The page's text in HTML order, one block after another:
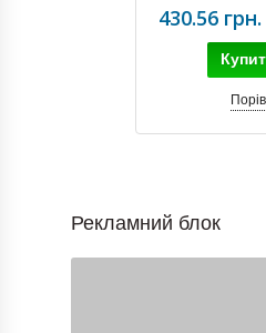
430.56 грн.
Рекламний блок